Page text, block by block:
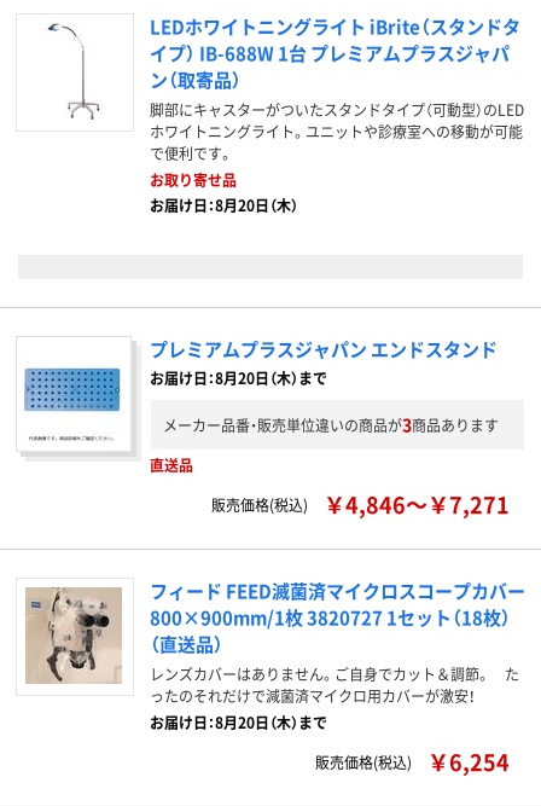
LEDホワイトニングライト iBrite（スタンドタ
イプ） IB-688W 1台 プレミアムプラスジャパ
ン（取寄品）
脚部にキャスターがついたスタンドタイプ（可動型）のLED
ホワイトニングライト。ユニットや診療室への移動が可能
で便利です。
お取り寄せ品
お届け日：8月20日（木）
プレミアムプラスジャパン エンドスタンド
お届け日：8月20日（木）まで
メーカー品番・販売単位違いの商品が3商品あります
直送品
販売価格(税込)
￥4,846～￥7,271
フィード FEED滅菌済マイクロスコープカバー
800×900mm/1枚 3820727 1セット（18枚）
（直送品）
レンズカバーはありません。ご自身でカット＆調節。 た
ったのそれだけで減菌済マイクロ用カバーが激安！
お届け日：8月20日（木）まで
販売価格(税込)
￥6,254